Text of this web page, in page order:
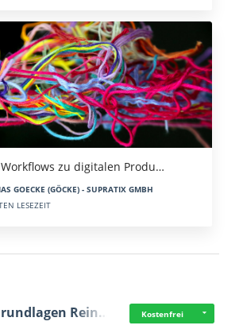
zu digitalen Produ…
GOECKE (GÖCKE) - SUPRATIX GMBH
LESEZEIT
Rein… Kostenfrei